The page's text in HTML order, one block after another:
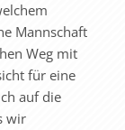
Mannschaft
Weg mit
für eine
auf die
wir